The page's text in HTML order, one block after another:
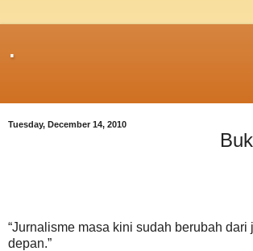
.
Tuesday, December 14, 2010
“Jurnalisme masa kini sudah berubah
depan.”